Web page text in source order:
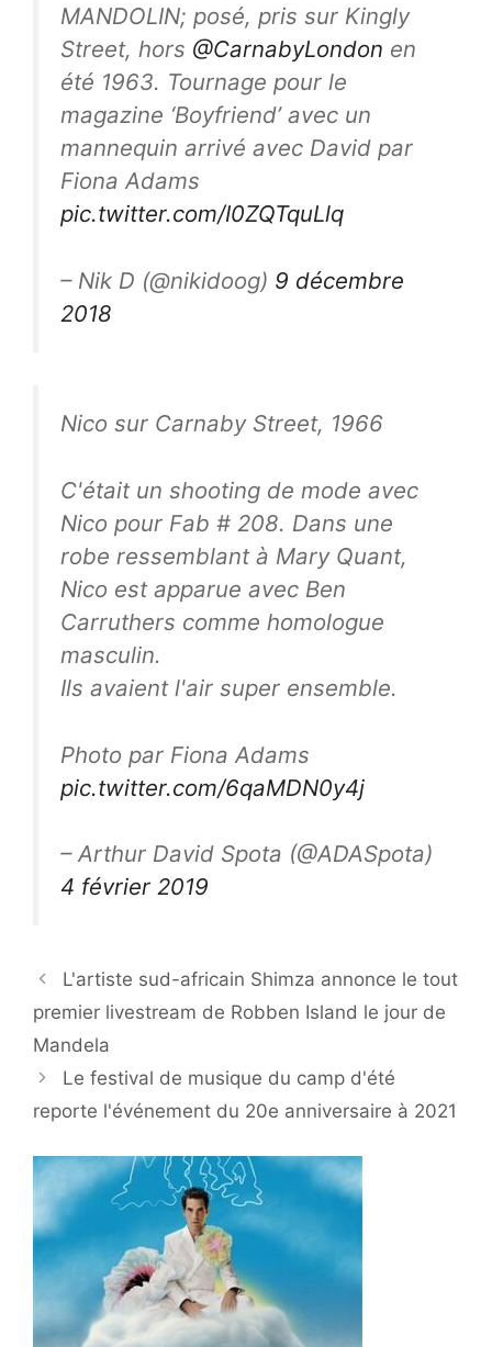
MANDOLIN; posé, pris sur Kingly
Street, hors @CarnabyLondon en
été 1963. Tournage pour le
magazine ‘Boyfriend’ avec un
mannequin arrivé avec David par
Fiona Adams
pic.twitter.com/I0ZQTquLlq
– Nik D (@nikidoog) 9 décembre
2018
Nico sur Carnaby Street, 1966
C'était un shooting de mode avec
Nico pour Fab # 208. Dans une
robe ressemblant à Mary Quant,
Nico est apparue avec Ben
Carruthers comme homologue
masculin.
Ils avaient l'air super ensemble.
Photo par Fiona Adams
pic.twitter.com/6qaMDN0y4j
– Arthur David Spota (@ADASpota)
4 février 2019
L'artiste sud-africain Shimza annonce le tout
premier livestream de Robben Island le jour de
Mandela
Le festival de musique du camp d'été
reporte l'événement du 20e anniversaire à 2021